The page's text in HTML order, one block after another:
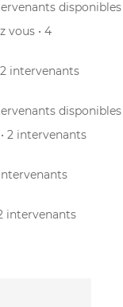
disponibles
vous • 4
2 intervenants
disponibles
2 intervenants
intervenants